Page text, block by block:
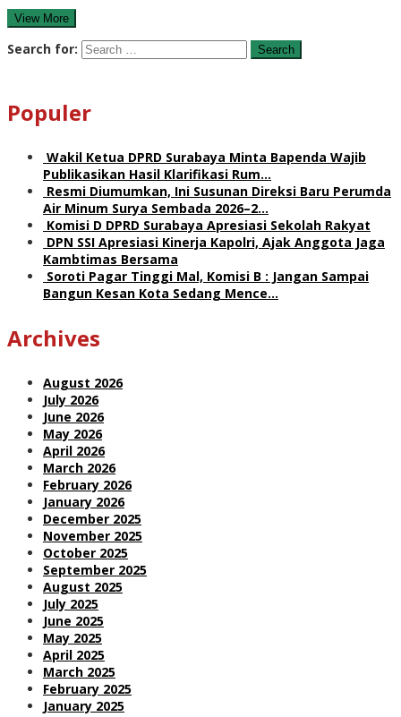
View More
Search for:
Populer
Wakil Ketua DPRD Surabaya Minta Bapenda Wajib
Publikasikan Hasil Klarifikasi Rum…
Resmi Diumumkan, Ini Susunan Direksi Baru Perumda
Air Minum Surya Sembada 2026–2…
Komisi D DPRD Surabaya Apresiasi Sekolah Rakyat
DPN SSI Apresiasi Kinerja Kapolri, Ajak Anggota Jaga
Kambtimas Bersama
Soroti Pagar Tinggi Mal, Komisi B : Jangan Sampai
Bangun Kesan Kota Sedang Mence…
Archives
August 2026
July 2026
June 2026
May 2026
April 2026
March 2026
February 2026
January 2026
December 2025
November 2025
October 2025
September 2025
August 2025
July 2025
June 2025
May 2025
April 2025
March 2025
February 2025
January 2025